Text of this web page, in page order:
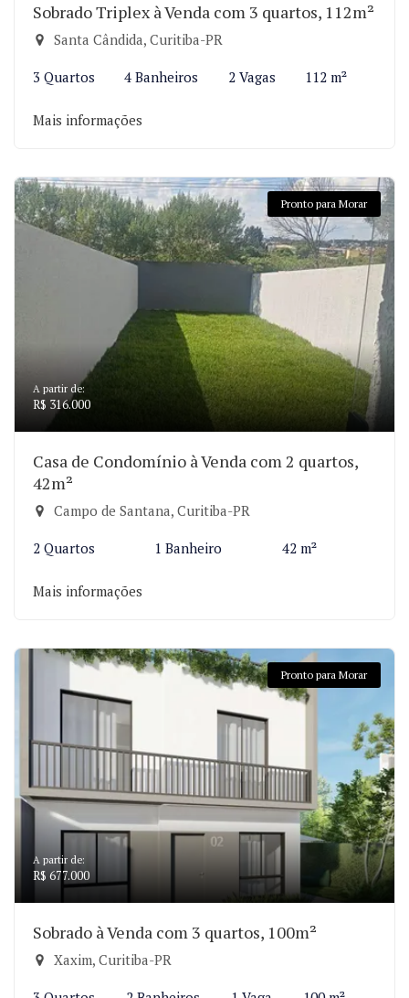
Sobrado Triplex à Venda com 3 quartos, 112m²
Santa Cândida, Curitiba-PR
3 Quartos 4 Banheiros 2 Vagas 112 m²
Mais informações
Pronto para Morar
A partir de:
R$ 316.000
Casa de Condomínio à Venda com 2 quartos,
42m²
Campo de Santana, Curitiba-PR
2 Quartos 1 Banheiro 42 m²
Mais informações
Pronto para Morar
A partir de:
R$ 677.000
Sobrado à Venda com 3 quartos, 100m²
Xaxim, Curitiba-PR